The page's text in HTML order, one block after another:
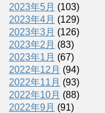
2023年5月 (103)
2023年4月 (129)
2023年3月 (126)
2023年2月 (83)
2023年1月 (67)
2022年12月 (94)
2022年11月 (93)
2022年10月 (88)
2022年9月 (91)